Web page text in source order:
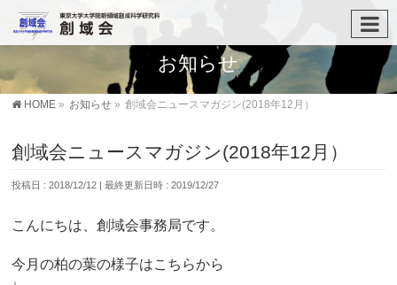
お知らせ
HOME » お知らせ » 創域会ニュースマガジン(2018年12月）
創域会ニュースマガジン(2018年12月）
投稿日 : 2018/12/12 最終更新日時 : 2019/12/27
こんにちは、創域会事務局です。
今月の柏の葉の様子はこちらから